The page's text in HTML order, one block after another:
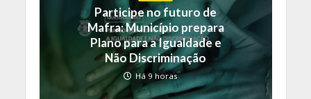
Participe no futuro de
Mafra: Município prepara
Plano para a Igualdade e
Não Discriminação
Há 9 horas